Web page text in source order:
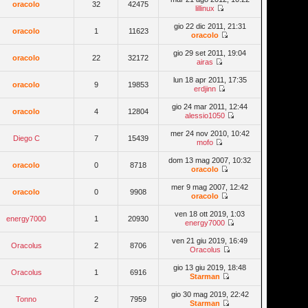
oracolo 32 42475
lillinux
oracolo 1 11623
gio 22 dic 2011, 21:31
oracolo
oracolo 22 32172
gio 29 set 2011, 19:04
airas
oracolo 9 19853
lun 18 apr 2011, 17:35
erdjinn
oracolo 4 12804
gio 24 mar 2011, 12:44
alessio1050
Diego C 7 15439
mer 24 nov 2010, 10:42
mofo
oracolo 0 8718
dom 13 mag 2007, 10:32
oracolo
oracolo 0 9908
mer 9 mag 2007, 12:42
oracolo
energy7000 1 20930
ven 18 ott 2019, 1:03
energy7000
Oracolus 2 8706
ven 21 giu 2019, 16:49
Oracolus
Oracolus 1 6916
gio 13 giu 2019, 18:48
Starman
Tonno 2 7959
gio 30 mag 2019, 22:42
Starman